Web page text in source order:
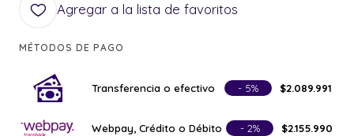
Agregar a la lista de favoritos
MÉTODOS DE PAGO
Transferencia o efectivo - 5% $2.089.991
Webpay, Crédito o Débito - 2% $2.155.990